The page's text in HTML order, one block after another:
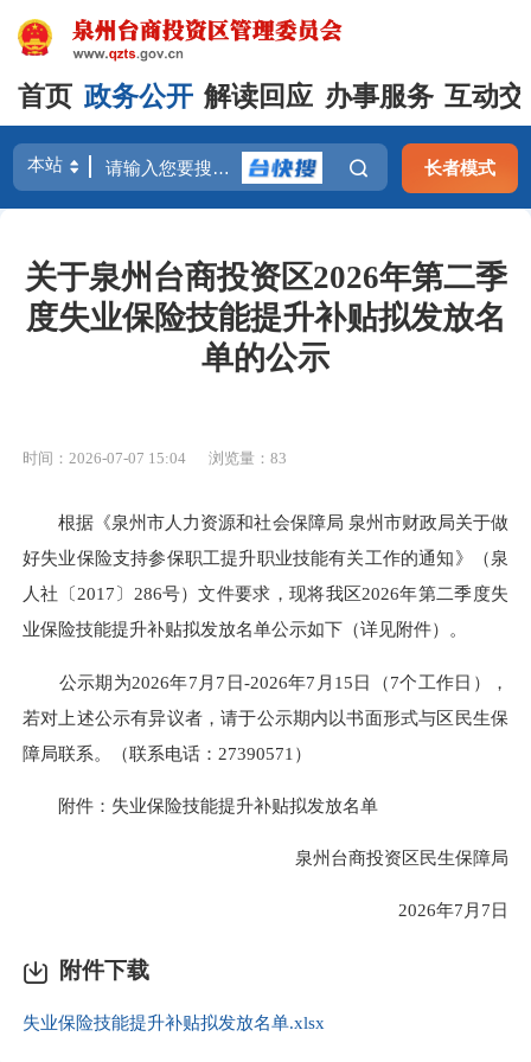
首页 政务公开 解读回应 办事服务 互动
长者模式
关于泉州台商投资区2026年第二季
度失业保险技能提升补贴拟发放名
单的公示
时间：2026-07-07 15:04 浏览量： 83
根据《泉州市人力资源和社会保障局 泉州市财政局关于做
好失业保险支持参保职工提升职业技能有关工作的通知》（泉
人社〔2017〕286号）文件要求，现将我区2026年第二季度失
业保险技能提升补贴拟发放名单公示如下（详见附件）。
公示期为2026年7月7日-2026年7月15日（7个工作日），
若对上述公示有异议者，请于公示期内以书面形式与区民生保
障局联系。（联系电话：27390571）
附件：失业保险技能提升补贴拟发放名单
泉州台商投资区民生保障局
2026年7月7日
附件下载
失业保险技能提升补贴拟发放名单.xlsx